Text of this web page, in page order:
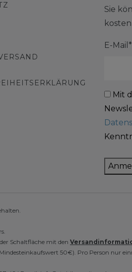
Sie
E-
Mit
Schaltfläche mit den
50€). Pro Person nur